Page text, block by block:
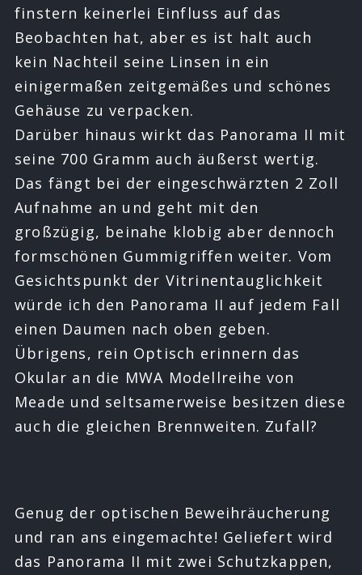
finstern keinerlei Einfluss auf das
Beobachten hat, aber es ist halt auch
kein Nachteil seine Linsen in ein
einigermaßen zeitgemäßes und schönes
Gehäuse zu verpacken.
Darüber hinaus wirkt das Panorama II mit
seine 700 Gramm auch äußerst wertig.
Das fängt bei der eingeschwärzten 2 Zoll
Aufnahme an und geht mit den
großzügig, beinahe klobig aber dennoch
formschönen Gummigriffen weiter. Vom
Gesichtspunkt der Vitrinentauglichkeit
würde ich den Panorama II auf jedem Fall
einen Daumen nach oben geben.
Übrigens, rein Optisch erinnern das
Okular an die MWA Modellreihe von
Meade und seltsamerweise besitzen diese
auch die gleichen Brennweiten. Zufall?
Genug der optischen Beweihräucherung
und ran ans eingemachte! Geliefert wird
das Panorama II mit zwei Schutzkappen,